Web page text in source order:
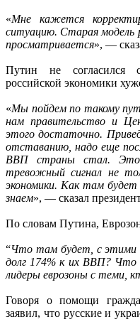
«Мне кажется
ситуацию. Старая модель
просматривается», —
Путин не согласился
российской экономики
«Мы пойдем по такому
нам правительство и
этого достаточно.
отставанию, надо еще
ВВП страны стал.
тревожный сигнал не
экономики. Как там будет
знаем», — сказал
По словам Путина,
“Что там будет, с этими
долг 174% к их ВВП? Что
лидеры еврозоны с теми,
Говоря о помощи
заявил, что русские и